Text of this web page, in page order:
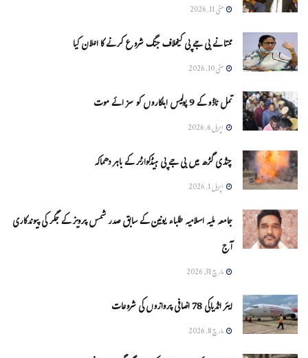
مئی 11, 2026
ممتا نے بی جے پی کیخلاف جنگ شروع کرنے کا اعلان کیا
مئی 10, 2026
تمل ناڈو کے 9 پولیس اہلکاروں کو سزائے موت
اپریل 6, 2026
چنڈی گڑھ میں بی جے پی ہیڈکوارٹر کے باہر دھماکہ
اپریل 1, 2026
جامعہ ملیہ اسلامیہ طلباء یونین کے سابق صدر شمس پرویز کے جگر کی پیوندکاری
آج
مارچ 31, 2026
ایئر انڈیاکی 78 اضافی پروازوں کی شروعات
مارچ 8, 2026